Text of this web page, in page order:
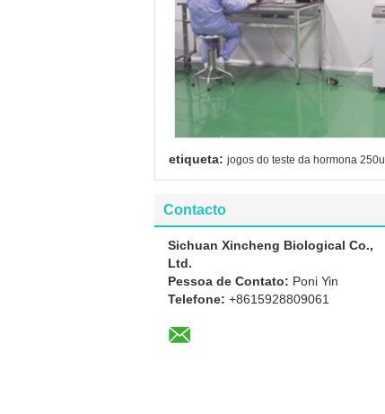
etiqueta: jogos do teste da hormona 250ul
Contacto
Sichuan Xincheng Biological Co.,
Ltd.
Pessoa de Contato: Poni Yin
Telefone: +8615928809061